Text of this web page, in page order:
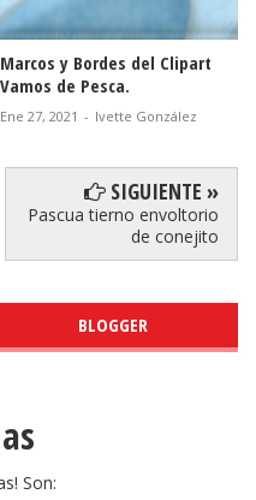
Marcos y Bordes del Clipart
Vamos de Pesca.
Ene 27, 2021 - Ivette González
SIGUIENTE »
Pascua tierno envoltorio
de conejito
BLOGGER
Son: